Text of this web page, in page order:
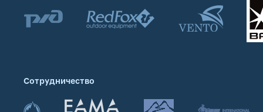
Сотрудничество